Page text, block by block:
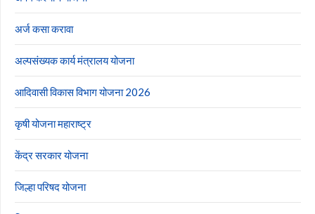
अर्ज कसा करावा
अल्पसंख्यक कार्य मंत्रालय योजना
आदिवासी विकास विभाग योजना 2026
कृषी योजना महाराष्ट्र
केंद्र सरकार योजना
जिल्हा परिषद योजना